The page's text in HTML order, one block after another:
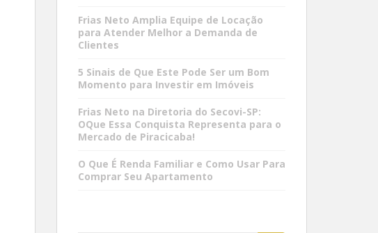
Frias Neto Amplia Equipe de Locação
para Atender Melhor a Demanda de
Clientes
5 Sinais de Que Este Pode Ser um Bom
Momento para Investir em Imóveis
Frias Neto na Diretoria do Secovi-SP:
OQue Essa Conquista Representa para o
Mercado de Piracicaba!
O Que É Renda Familiar e Como Usar Para
Comprar Seu Apartamento